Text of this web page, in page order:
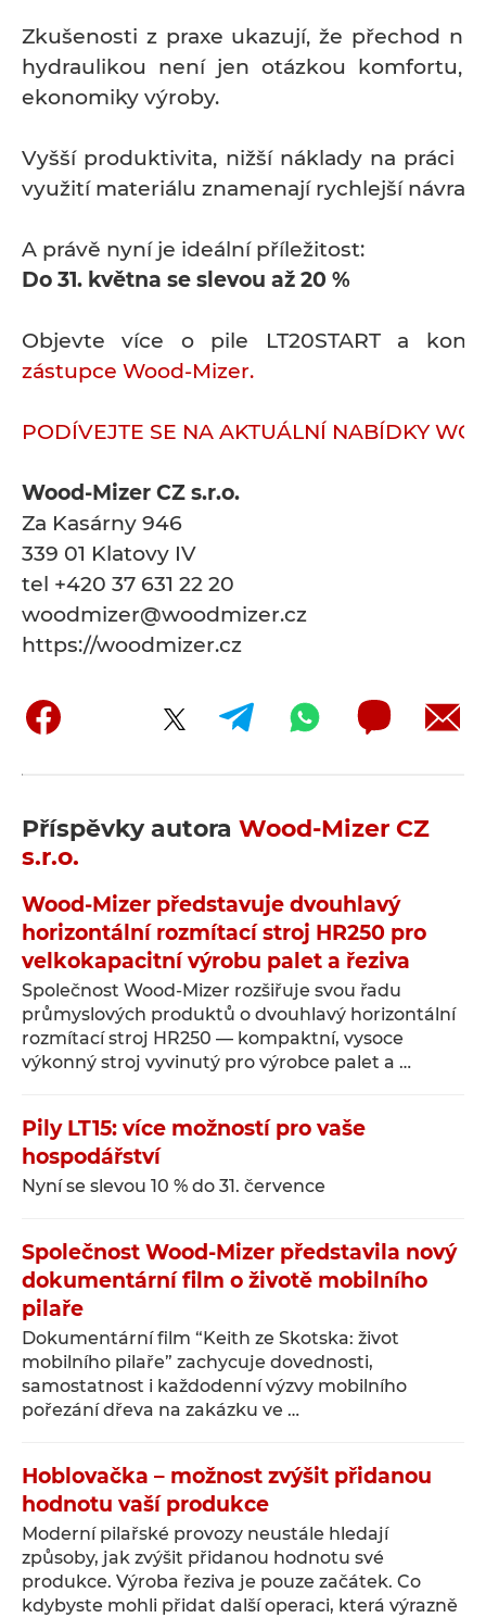
Zkušenosti z praxe ukazují, že přechod na
hydraulikou není jen otázkou komfortu,
ekonomiky výroby.
Vyšší produktivita, nižší náklady na práci a
využití materiálu znamenají rychlejší
A právě nyní je ideální příležitost:
Do 31. května se slevou až 20 %
Objevte více o pile LT20START a
zástupce Wood-Mizer.
PODÍVEJTE SE NA AKTUÁLNÍ NABÍDKY
Wood-Mizer CZ s.r.o.
Za Kasárny 946
339 01 Klatovy IV
tel +420 37 631 22 20
woodmizer@woodmizer.cz
https://woodmizer.cz
Příspěvky autora Wood-Mizer CZ
s.r.o.
Wood-Mizer představuje dvouhlavý
horizontální rozmítací stroj HR250 pro
velkokapacitní výrobu palet a řeziva
Společnost Wood-Mizer rozšiřuje svou řadu
průmyslových produktů o dvouhlavý horizontální
rozmítací stroj HR250 — kompaktní, vysoce
výkonný stroj vyvinutý pro výrobce palet a …
Pily LT15: více možností pro vaše
hospodářství
Nyní se slevou 10 % do 31. července
Společnost Wood-Mizer představila nový
dokumentární film o životě mobilního
pilaře
Dokumentární film “Keith ze Skotska: život
mobilního pilaře” zachycuje dovednosti,
samostatnost i každodenní výzvy mobilního
pořezání dřeva na zakázku ve …
Hoblovačka – možnost zvýšit přidanou
hodnotu vaší produkce
Moderní pilařské provozy neustále hledají
způsoby, jak zvýšit přidanou hodnotu své
produkce. Výroba řeziva je pouze začátek. Co
kdybyste mohli přidat další operaci, která výrazně